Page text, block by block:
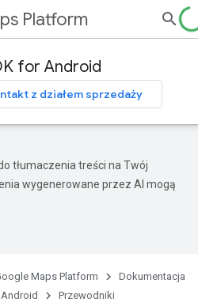
Platform
for Android
z działem sprzedaży
tłumaczenia treści na Twój
wygenerowane przez AI mogą
Maps Platform
Dokumentacja
Przewodniki